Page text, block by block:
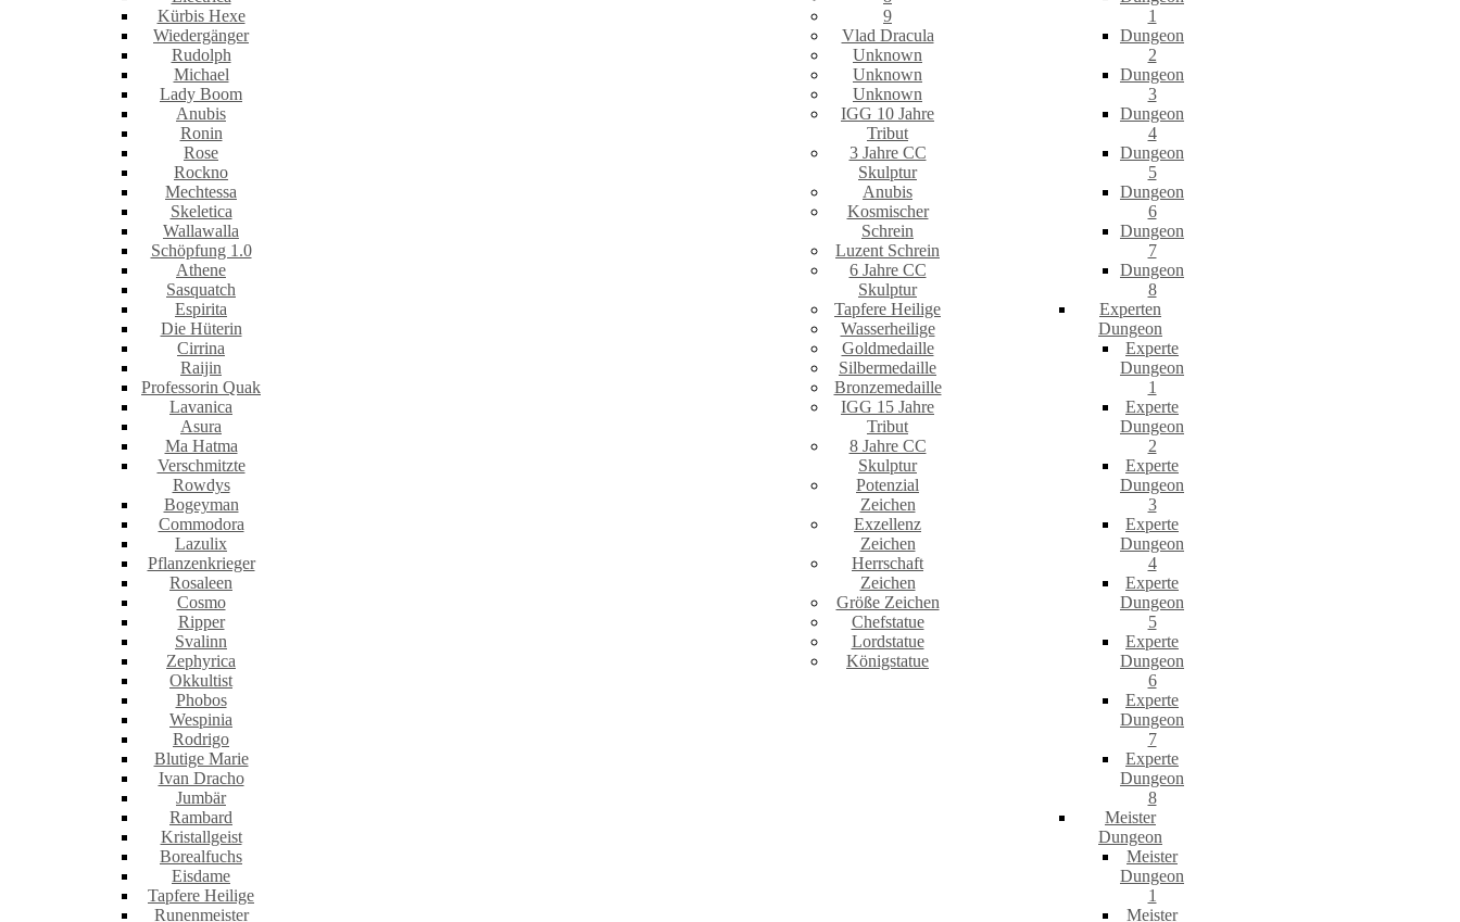
Kürbis Hexe
Wiedergänger
Rudolph
Michael
Lady Boom
Anubis
Ronin
Rose
Rockno
Mechtessa
Skeletica
Wallawalla
Schöpfung 1.0
Athene
Sasquatch
Espirita
Die Hüterin
Cirrina
Raijin
Professorin Quak
Lavanica
Asura
Ma Hatma
Verschmitzte
Rowdys
Bogeyman
Commodora
Lazulix
Pflanzenkrieger
Rosaleen
Cosmo
Ripper
Svalinn
Zephyrica
Okkultist
Phobos
Wespinia
Rodrigo
Blutige Marie
Ivan Dracho
Jumbär
Rambard
Kristallgeist
Borealfuchs
Eisdame
Tapfere Heilige
Runenmeister
9
Vlad Dracula
Unknown
Unknown
Unknown
IGG 10 Jahre
Tribut
3 Jahre CC
Skulptur
Anubis
Kosmischer
Schrein
Luzent Schrein
6 Jahre CC
Skulptur
Tapfere Heilige
Wasserheilige
Goldmedaille
Silbermedaille
Bronzemedaille
IGG 15 Jahre
Tribut
8 Jahre CC
Skulptur
Potenzial
Zeichen
Exzellenz
Zeichen
Herrschaft
Zeichen
Größe Zeichen
Chefstatue
Lordstatue
Königstatue
1
Dungeon
2
Dungeon
3
Dungeon
4
Dungeon
5
Dungeon
6
Dungeon
7
Dungeon
8
Experten
Dungeon
Experte
Dungeon
1
Experte
Dungeon
2
Experte
Dungeon
3
Experte
Dungeon
4
Experte
Dungeon
5
Experte
Dungeon
6
Experte
Dungeon
7
Experte
Dungeon
8
Meister
Dungeon
Meister
Dungeon
1
Meister